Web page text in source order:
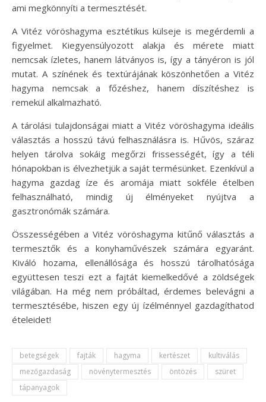
ami megkönnyíti a termesztését.
A Vitéz vöröshagyma esztétikus külseje is megérdemli a
figyelmet. Kiegyensúlyozott alakja és mérete miatt
nemcsak ízletes, hanem látványos is, így a tányéron is jól
mutat. A színének és textúrájának köszönhetően a Vitéz
hagyma nemcsak a főzéshez, hanem díszítéshez is
remekül alkalmazható.
A tárolási tulajdonságai miatt a Vitéz vöröshagyma ideális
választás a hosszú távú felhasználásra is. Hűvös, száraz
helyen tárolva sokáig megőrzi frissességét, így a téli
hónapokban is élvezhetjük a saját termésünket. Ezenkívül a
hagyma gazdag íze és aromája miatt sokféle ételben
felhasználható, mindig új élményeket nyújtva a
gasztronómák számára.
Összességében a Vitéz vöröshagyma kitűnő választás a
termesztők és a konyhaművészek számára egyaránt.
Kiváló hozama, ellenállósága és hosszú tárolhatósága
együttesen teszi ezt a fajtát kiemelkedővé a zöldségek
világában. Ha még nem próbáltad, érdemes belevágni a
termesztésébe, hiszen egy új ízélménnyel gazdagíthatod
ételeidet!
betegségek fajták hagyma kertészet
kultiválás
mezőgazdaság
növénytermesztés öntözés
szüret
tápanyagok